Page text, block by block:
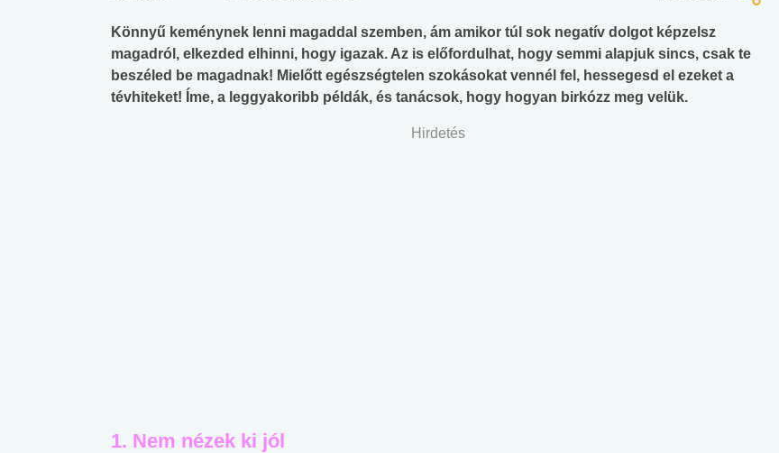
Könnyű keménynek lenni magaddal szemben, ám amikor túl sok negatív dolgot képzelsz
magadról, elkezded elhinni, hogy igazak. Az is előfordulhat, hogy semmi alapjuk sincs, csak te
beszéled be magadnak! Mielőtt egészségtelen szokásokat vennél fel, hessegesd el ezeket a
tévhiteket! Íme, a leggyakoribb példák, és tanácsok, hogy hogyan birkózz meg velük.
Hirdetés
1. Nem nézek ki jól